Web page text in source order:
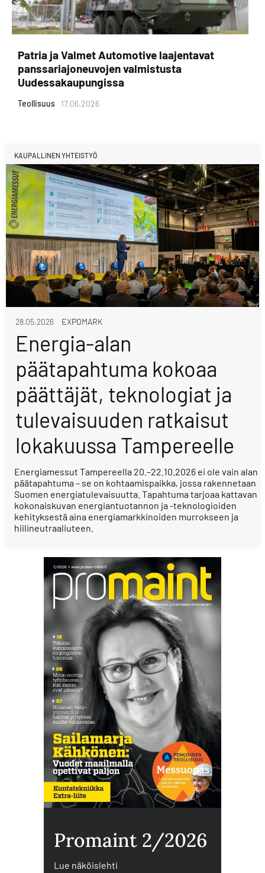
Patria ja Valmet Automotive laajentavat
panssariajoneuvojen valmistusta
Uudessakaupungissa
Teollisuus 17.06.2026
KAUPALLINEN YHTEISTYÖ
28.05.2026 EXPOMARK
Energia-alan
päätapahtuma kokoaa
päättäjät, teknologiat ja
tulevaisuuden ratkaisut
lokakuussa Tampereelle
Energiamessut Tampereella 20.–22.10.2026 ei ole vain alan
päätapahtuma – se on kohtaamispaikka, jossa rakennetaan
Suomen energiatulevaisuutta. Tapahtuma tarjoaa kattavan
kokonaiskuvan energiantuotannon ja -teknologioiden
kehityksestä aina energiamarkkinoiden murrokseen ja
hiilineutraaliuteen.
Promaint 2/2026
Lue näköislehti